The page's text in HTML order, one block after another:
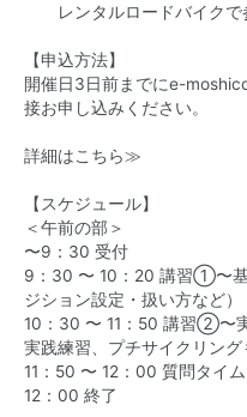
レンタルロードバイクで
【申込方法】
開催日3日前までにe-
接お申し込みください。
詳細はこちら≫
【スケジュール】
＜午前の部＞
〜9：30 受付
9：30 〜 10：20 講習①〜基
ジション設定・扱い方など）
10：30 〜 11：50 講習②〜
実践練習、プチサイクリン
11：50 〜 12：00 質問タイム
12：00 終了